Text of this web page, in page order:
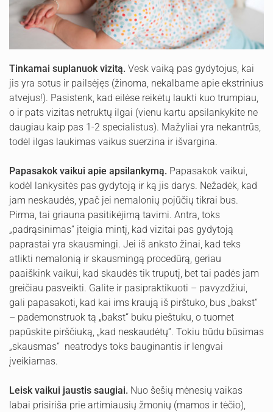
Tinkamai suplanuok vizitą. Vesk vaiką pas gydytojus, kai
jis yra sotus ir pailsėjęs (žinoma, nekalbame apie ekstrinius
atvejus!). Pasistenk, kad eilėse reikėtų laukti kuo trumpiau,
o ir pats vizitas netruktų ilgai (vienu kartu apsilankykite ne
daugiau kaip pas 1-2 specialistus). Mažyliai yra nekantrūs,
todėl ilgas laukimas vaikus suerzina ir išvargina.
Papasakok vaikui apie apsilankymą. Papasakok vaikui,
kodėl lankysitės pas gydytoją ir ką jis darys. Nežadėk, kad
jam neskaudės, ypač jei nemalonių pojūčių tikrai bus.
Pirma, tai griauna pasitikėjimą tavimi. Antra, toks
„padrąsinimas“ įteigia mintį, kad vizitai pas gydytoją
paprastai yra skausmingi. Jei iš anksto žinai, kad teks
atlikti nemalonią ir skausmingą procedūrą, geriau
paaiškink vaikui, kad skaudės tik truputį, bet tai padės jam
greičiau pasveikti. Galite ir pasipraktikuoti – pavyzdžiui,
gali papasakoti, kad kai ims kraują iš pirštuko, bus „bakst“
– pademonstruok tą „bakst“ buku pieštuku, o tuomet
papūskite pirščiuką, „kad neskaudėtų“. Tokiu būdu būsimas
„skausmas“ neatrodys toks bauginantis ir lengvai
įveikiamas.
Leisk vaikui jaustis saugiai. Nuo šešių mėnesių vaikas
labai prisiriša prie artimiausių žmonių (mamos ir tėčio),